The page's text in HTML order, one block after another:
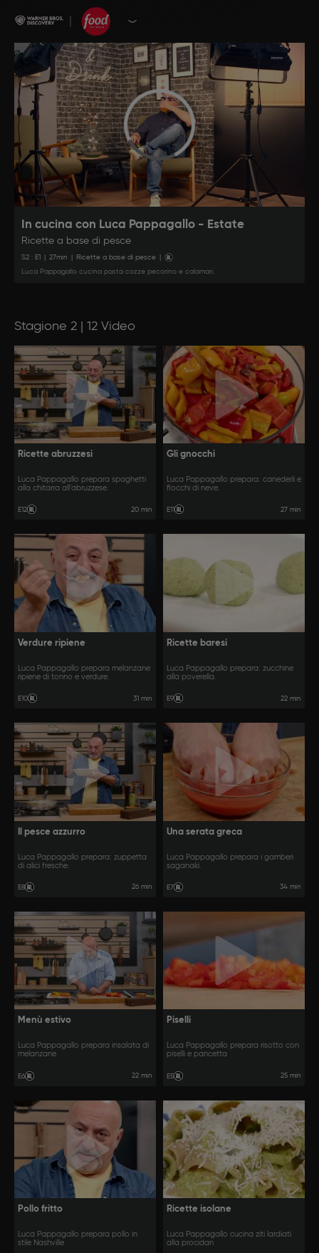
In cucina con Luca Pappagallo - Estate
Ricette a base di pesce
S2 : E1 27min Ricette a base di pesce
Luca Pappagallo cucina pasta cozze pecorino e calamari.
Stagione 2 | 12 Video
Ricette abruzzesi
Luca Pappagallo prepara spaghetti
alla chitarra all'abruzzese.
E12 20 min
Gli gnocchi
Luca Pappagallo prepara: canederli e
fiocchi di neve.
E11 27 min
Verdure ripiene
Luca Pappagallo prepara melanzane
ripiene di tonno e verdure.
E10 31 min
Ricette baresi
Luca Pappagallo prepara: zucchine
alla poverella.
E9 22 min
Il pesce azzurro
Luca Pappagallo prepara: zuppetta
di alici fresche.
E8 26 min
Una serata greca
Luca Pappagallo prepara i gamberi
saganaki.
E7 34 min
Menù estivo
Luca Pappagallo prepara insalata di
melanzane
E6 22 min
Piselli
Luca Pappagallo prepara risotto con
piselli e pancetta
E5 25 min
Pollo fritto
Luca Pappagallo prepara pollo in
stile Nashville
Ricette isolane
Luca Pappagallo cucina ziti lardiati
alla procidan